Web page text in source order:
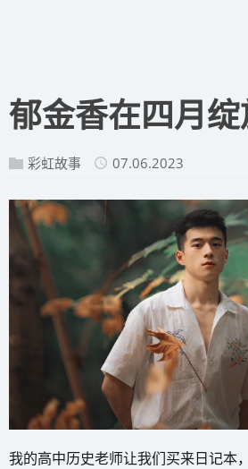
郁金香在四月
彩虹故事 07.06.2023
我的高中历史老师让我们买来日记本